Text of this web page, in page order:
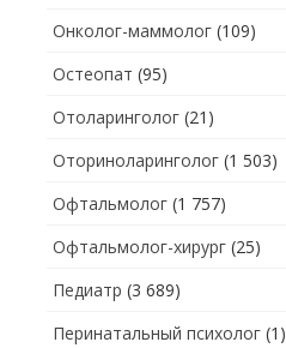
Онколог-маммолог (109)
Остеопат (95)
Отоларинголог (21)
Оториноларинголог (1 503)
Офтальмолог (1 757)
Офтальмолог-хирург (25)
Педиатр (3 689)
Перинатальный психолог (1)